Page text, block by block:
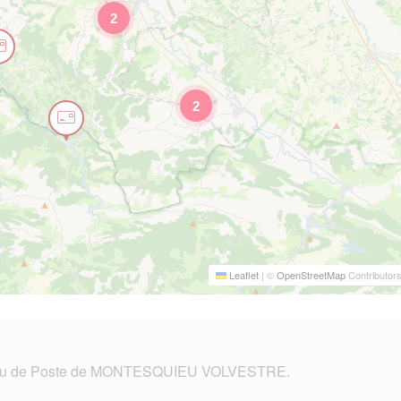
2
2
Leaflet | ©OpenStreetMapContributors
de Poste de MONTESQUIEU VOLVESTRE.